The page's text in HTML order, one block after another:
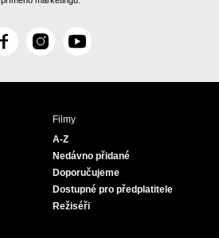
F
c
I
s
Y
u
Filmy
A-Z
Nedávno přidané
Doporučujeme
Dostupné pro předplatitele
Režiséři